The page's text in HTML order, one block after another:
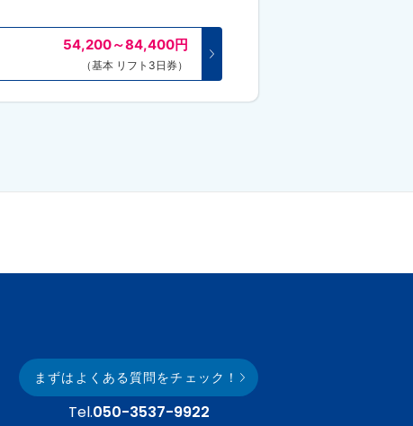
54,200～84,400円
（基本 リフト3日券）
まずはよくある質問をチェック！
Tel.050-3537-9922